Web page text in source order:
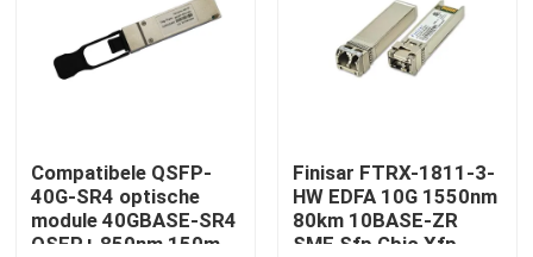
Kwaliteitscontrole
Nieuws
Compatibele QSFP-
40G-SR4 optische
module 40GBASE-SR4
QSFP+ 850nm 150m
Finisar FTRX-1811-3-
HW EDFA 10G 1550nm
80km 10BASE-ZR
SMF Sfp Gbic Xfp